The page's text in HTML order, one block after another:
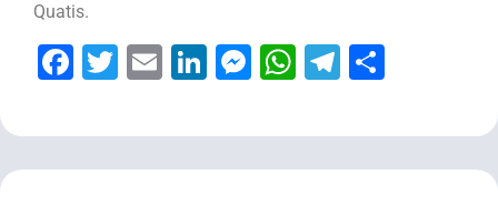
Quatis.
Facebook
Twitter
EmailLinkedIn
Messenger
WhatsApp
Telegram